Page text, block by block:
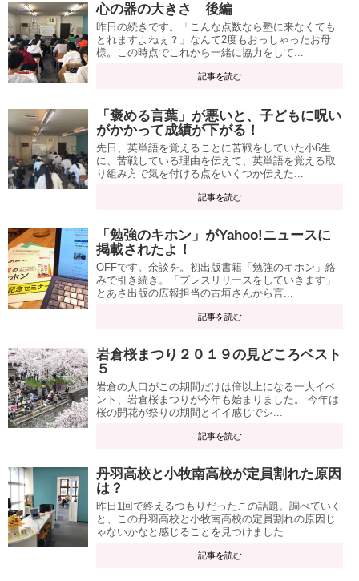
心の器の大きさ 後編
昨日の続きです。「こんな点数なら塾に来なくても
とれますよねぇ？」なんて2度もおっしゃったお母
様。この時点でこれから一緒に協力をして...
記事を読む
「褒める言葉」が悪いと、子どもに呪い
がかかって成績が下がる！
先日、英単語を覚えることに苦戦をしていた小6生
に、苦戦している理由を伝えて、英単語を覚える取
り組み方で気を付ける点をいくつか伝えた...
記事を読む
「勉強のキホン」がYahoo!ニュースに
掲載されたよ！
OFFです。余談を。初出版書籍「勉強のキホン」絡
みで引き続き。「プレスリリースをしていきます」
とあさ出版の広報担当の古垣さんから言...
記事を読む
岩倉桜まつり２０１９の見どころベスト
５
岩倉の人口がこの期間だけは倍以上になる一大イベ
ント、岩倉桜まつりが今年も始まりました。 今年は
桜の開花が祭りの期間とイイ感じでシ...
記事を読む
丹羽高校と小牧南高校が定員割れた原因
は？
昨日1回で終えるつもりだったこの話題。調べていく
と、この丹羽高校と小牧南高校の定員割れの原因じ
ゃないかなと感じることを見つけました...
記事を読む